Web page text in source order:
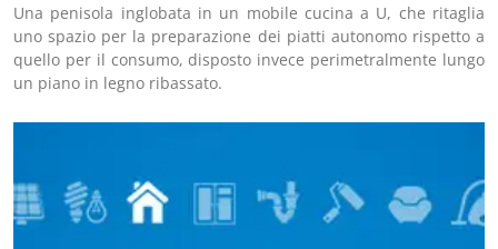
Una penisola inglobata in un mobile cucina a U, che ritaglia
uno spazio per la preparazione dei piatti autonomo rispetto a
quello per il consumo, disposto invece perimetralmente lungo
un piano in legno ribassato.